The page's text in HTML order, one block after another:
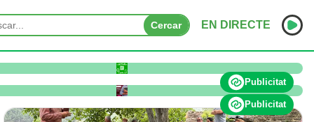
Cercar EN DIRECTE
INICI
NOTÍCIES
Publicitat
Publicitat